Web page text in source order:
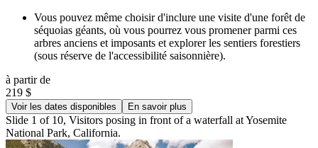
Vous pouvez même choisir d'inclure une visite d'une forêt de
séquoias géants, où vous pourrez vous promener parmi ces
arbres anciens et imposants et explorer les sentiers forestiers
(sous réserve de l'accessibilité saisonnière).
à partir de
219 $
Voir les dates disponibles En savoir plus
Slide 1 of 10, Visitors posing in front of a waterfall at Yosemite
National Park, California.